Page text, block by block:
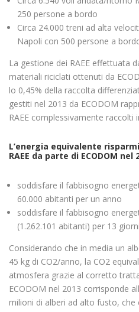
250 persone a bordo
Circa 24.000 treni ad alta
Napoli con 500 persone a
La gestione dei RAEE effettuata
materiali riciclati ottenuti da
lo 0,45% della raccolta
gestiti nel 2013 da ECODOM
RAEE complessivamente raccolti
L’energia equivalente
RAEE da parte di ECODOM nel
soddisfare il fabbisogno
60.000 abitanti per un anno
soddisfare il fabbisogno
(1.262.101 abitanti) per 13 giorni
Considerando che in media un
45 kg di CO2/anno, la CO2
atmosfera grazie al corretto
ECODOM nel 2013 corrisponde
milioni di alberi ad alto fusto,